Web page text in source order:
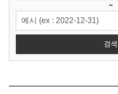
~
검색